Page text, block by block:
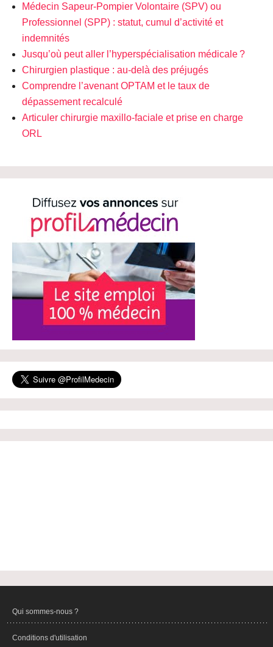
Médecin Sapeur-Pompier Volontaire (SPV) ou
Professionnel (SPP) : statut, cumul d’activité et
indemnités
Jusqu’où peut aller l’hyperspécialisation médicale ?
Chirurgien plastique : au-delà des préjugés
Comprendre l’avenant OPTAM et le taux de
dépassement recalculé
Articuler chirurgie maxillo-faciale et prise en charge
ORL
Qui sommes-nous ?
Conditions d'utilisation